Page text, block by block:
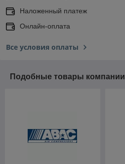
Наложенный платеж
Онлайн-оплата
Все условия оплаты
Подобные товары компании